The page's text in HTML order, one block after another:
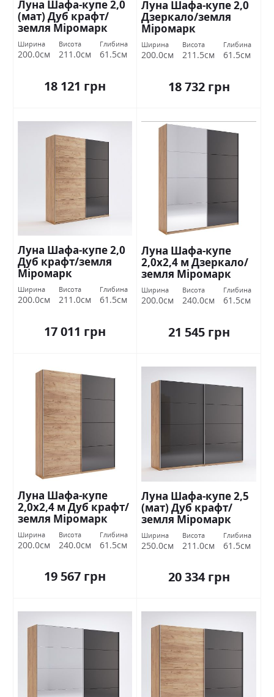
Луна Шафа-купе 2,0
(мат) Дуб крафт/
земля Міромарк
Ширина
200.0см
Висота
211.0см
Глибина
61.5см
18 121 грн
Луна Шафа-купе 2,0
Дзеркало/земля
Міромарк
Ширина
200.0см
Висота
211.5см
Глибина
61.5см
18 732 грн
Луна Шафа-купе 2,0
Дуб крафт/земля
Міромарк
Ширина
200.0см
Висота
211.0см
Глибина
61.5см
17 011 грн
Луна Шафа-купе
2,0х2,4 м Дзеркало/
земля Міромарк
Ширина
200.0см
Висота
240.0см
Глибина
61.5см
21 545 грн
Луна Шафа-купе
2,0х2,4 м Дуб крафт/
земля Міромарк
Ширина
200.0см
Висота
240.0см
Глибина
61.5см
19 567 грн
Луна Шафа-купе 2,5
(мат) Дуб крафт/
земля Міромарк
Ширина
250.0см
Висота
211.0см
Глибина
61.5см
20 334 грн